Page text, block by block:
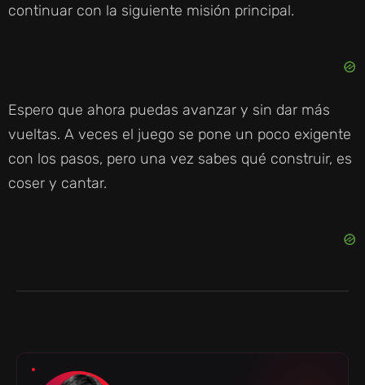
continuar con la siguiente misión principal.
Espero que ahora puedas avanzar y sin dar más
vueltas. A veces el juego se pone un poco exigente
con los pasos, pero una vez sabes qué construir, es
coser y cantar.